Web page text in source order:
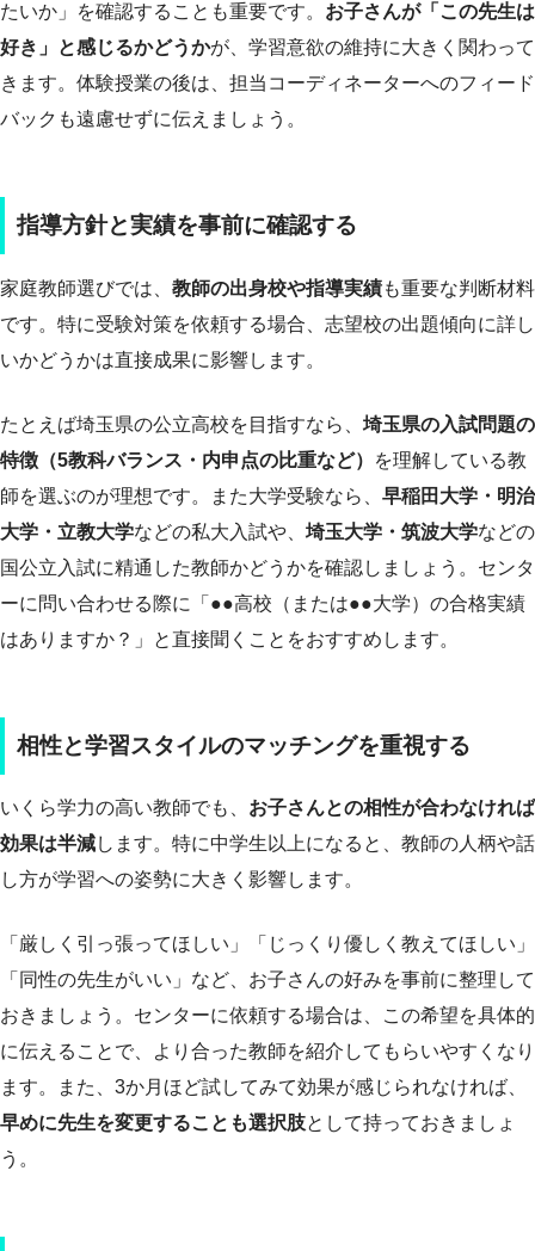
たいか」を確認することも重要です。 お子さんが「この先生は
好き」と感じるかどうかが、学習意欲の維持に大きく関わって
きます。体験授業の後は、担当コーディネーターへのフィード
バックも遠慮せずに伝えましょう。
指導方針と実績を事前に確認する
家庭教師選びでは、 教師の出身校や指導実績も重要な判断材料
です。特に受験対策を依頼する場合、志望校の出題傾向に詳し
いかどうかは直接成果に影響します。
たとえば埼玉県の公立高校を目指すなら、 埼玉県の入試問題の
特徴（5教科バランス・内申点の比重など）
を理解している教
師を選ぶのが理想です。また大学受験なら、 早稲田大学・明治
大学・立教大学などの私大入試や、 埼玉大学・筑波大学などの
国公立入試に精通した教師かどうかを確認しましょう。センタ
ーに問い合わせる際に「●●高校（または●●大学）の合格実績
はありますか？」と直接聞くことをおすすめします。
相性と学習スタイルのマッチングを重視する
いくら学力の高い教師でも、 お子さんとの相性が合わなければ
効果は半減します。特に中学生以上になると、教師の人柄や話
し方が学習への姿勢に大きく影響します。
「厳しく引っ張ってほしい」「じっくり優しく教えてほしい」
「同性の先生がいい」など、お子さんの好みを事前に整理して
おきましょう。センターに依頼する場合は、この希望を具体的
に伝えることで、より合った教師を紹介してもらいやすくなり
ます。また、3か月ほど試してみて効果が感じられなければ、
早めに先生を変更することも選択肢として持っておきましょ
う。